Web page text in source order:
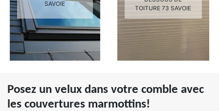
SAVOIE
TOITURE 73 SAVOIE
Posez un velux dans votre comble avec
les couvertures marmottins!